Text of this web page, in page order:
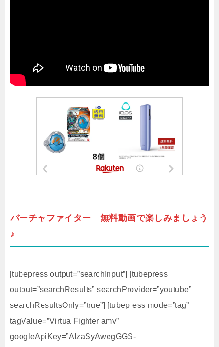
バーチャファイター 無料動画で楽しみましょう
♪
[tubepress output=”searchInput”] [tubepress
output=”searchResults” searchProvider=”youtube”
searchResultsOnly=”true”] [tubepress mode=”tag”
tagValue=”Virtua Fighter amv”
googleApiKey=”AIzaSyAwegGGS-